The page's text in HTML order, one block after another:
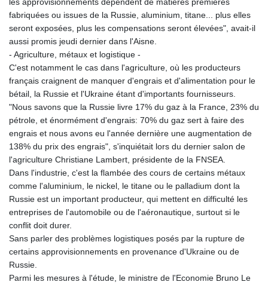
fabriquées ou issues de la Russie, aluminium, titane... plus elles
seront exposées, plus les compensations seront élevées", avait-il
aussi promis jeudi dernier dans l'Aisne.
- Agriculture, métaux et logistique -
C'est notamment le cas dans l'agriculture, où les producteurs
français craignent de manquer d'engrais et d'alimentation pour le
bétail, la Russie et l'Ukraine étant d'importants fournisseurs.
"Nous savons que la Russie livre 17% du gaz à la France, 23% du
pétrole, et énormément d'engrais: 70% du gaz sert à faire des
engrais et nous avons eu l'année dernière une augmentation de
138% du prix des engrais", s'inquiétait lors du dernier salon de
l'agriculture Christiane Lambert, présidente de la FNSEA.
Dans l'industrie, c'est la flambée des cours de certains métaux
comme l'aluminium, le nickel, le titane ou le palladium dont la
Russie est un important producteur, qui mettent en difficulté les
entreprises de l'automobile ou de l'aéronautique, surtout si le
conflit doit durer.
Sans parler des problèmes logistiques posés par la rupture de
certains approvisionnements en provenance d'Ukraine ou de
Russie.
Parmi les mesures à l'étude, le ministre de l'Economie Bruno Le